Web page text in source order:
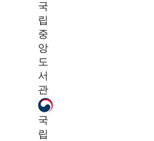
국
립
중
앙
도
서
관
국
립